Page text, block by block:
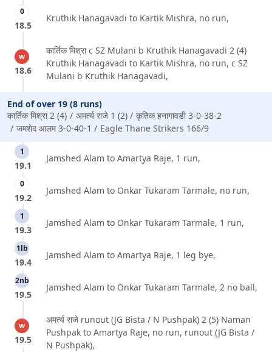
0
18.5
Kruthik Hanagavadi to Kartik Mishra, no run,
w
18.6
कार्तिक मिश्रा c SZ Mulani b Kruthik Hanagavadi 2 (4)
Kruthik Hanagavadi to Kartik Mishra, no run, c SZ
Mulani b Kruthik Hanagavadi,
End of over 19 (8 runs)
कार्तिक मिश्रा 2 (4)
अमर्त्य राजे 1 (2)
कृतिक हनागावडी 3-0-38-2
जमशेद आलम 3-0-40-1
Eagle Thane Strikers 166/9
1
19.1
Jamshed Alam to Amartya Raje, 1 run,
0
19.2
Jamshed Alam to Onkar Tukaram Tarmale, no run,
1
19.3
Jamshed Alam to Onkar Tukaram Tarmale, 1 run,
1lb
19.4
Jamshed Alam to Amartya Raje, 1 leg bye,
2nb
19.5
Jamshed Alam to Onkar Tukaram Tarmale, 2 no ball,
w
19.5
अमर्त्य राजे runout (JG Bista / N Pushpak) 2 (5) Naman
Pushpak to Amartya Raje, no run, runout (JG Bista /
N Pushpak),